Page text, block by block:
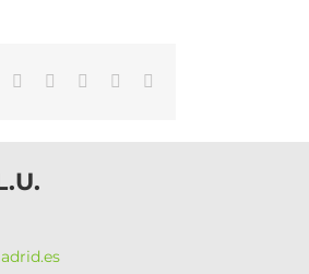
WhatsAppLinkedInFacebook